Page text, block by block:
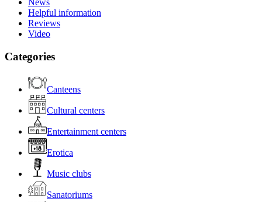
News
Helpful information
Reviews
Video
Categories
Canteens
Cultural centers
Entertainment centers
Erotica
Music clubs
Sanatoriums